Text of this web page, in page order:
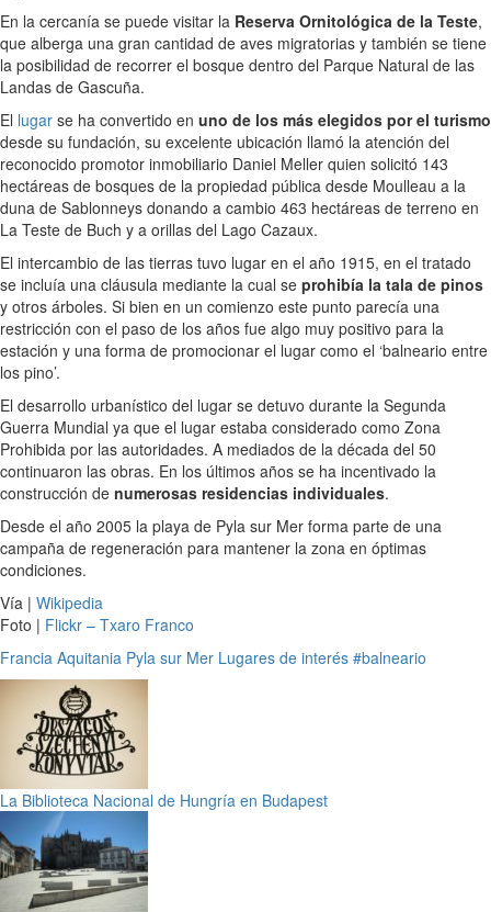
En la cercanía se puede visitar la Reserva Ornitológica de la Teste,
que alberga una gran cantidad de aves migratorias y también se tiene
la posibilidad de recorrer el bosque dentro del Parque Natural de las
Landas de Gascuña.
El lugar se ha convertido en uno de los más elegidos por el turismo
desde su fundación, su excelente ubicación llamó la atención del
reconocido promotor inmobiliario Daniel Meller quien solicitó 143
hectáreas de bosques de la propiedad pública desde Moulleau a la
duna de Sablonneys donando a cambio 463 hectáreas de terreno en
La Teste de Buch y a orillas del Lago Cazaux.
El intercambio de las tierras tuvo lugar en el año 1915, en el tratado
se incluía una cláusula mediante la cual se prohibía la tala de pinos
y otros árboles. Si bien en un comienzo este punto parecía una
restricción con el paso de los años fue algo muy positivo para la
estación y una forma de promocionar el lugar como el ‘balneario entre
los pino’.
El desarrollo urbanístico del lugar se detuvo durante la Segunda
Guerra Mundial ya que el lugar estaba considerado como Zona
Prohibida por las autoridades. A mediados de la década del 50
continuaron las obras. En los últimos años se ha incentivado la
construcción de numerosas residencias individuales.
Desde el año 2005 la playa de Pyla sur Mer forma parte de una
campaña de regeneración para mantener la zona en óptimas
condiciones.
Vía | Wikipedia
Foto | Flickr – Txaro Franco
Francia Aquitania Pyla sur Mer Lugares de interés #balneario
La Biblioteca Nacional de Hungría en Budapest